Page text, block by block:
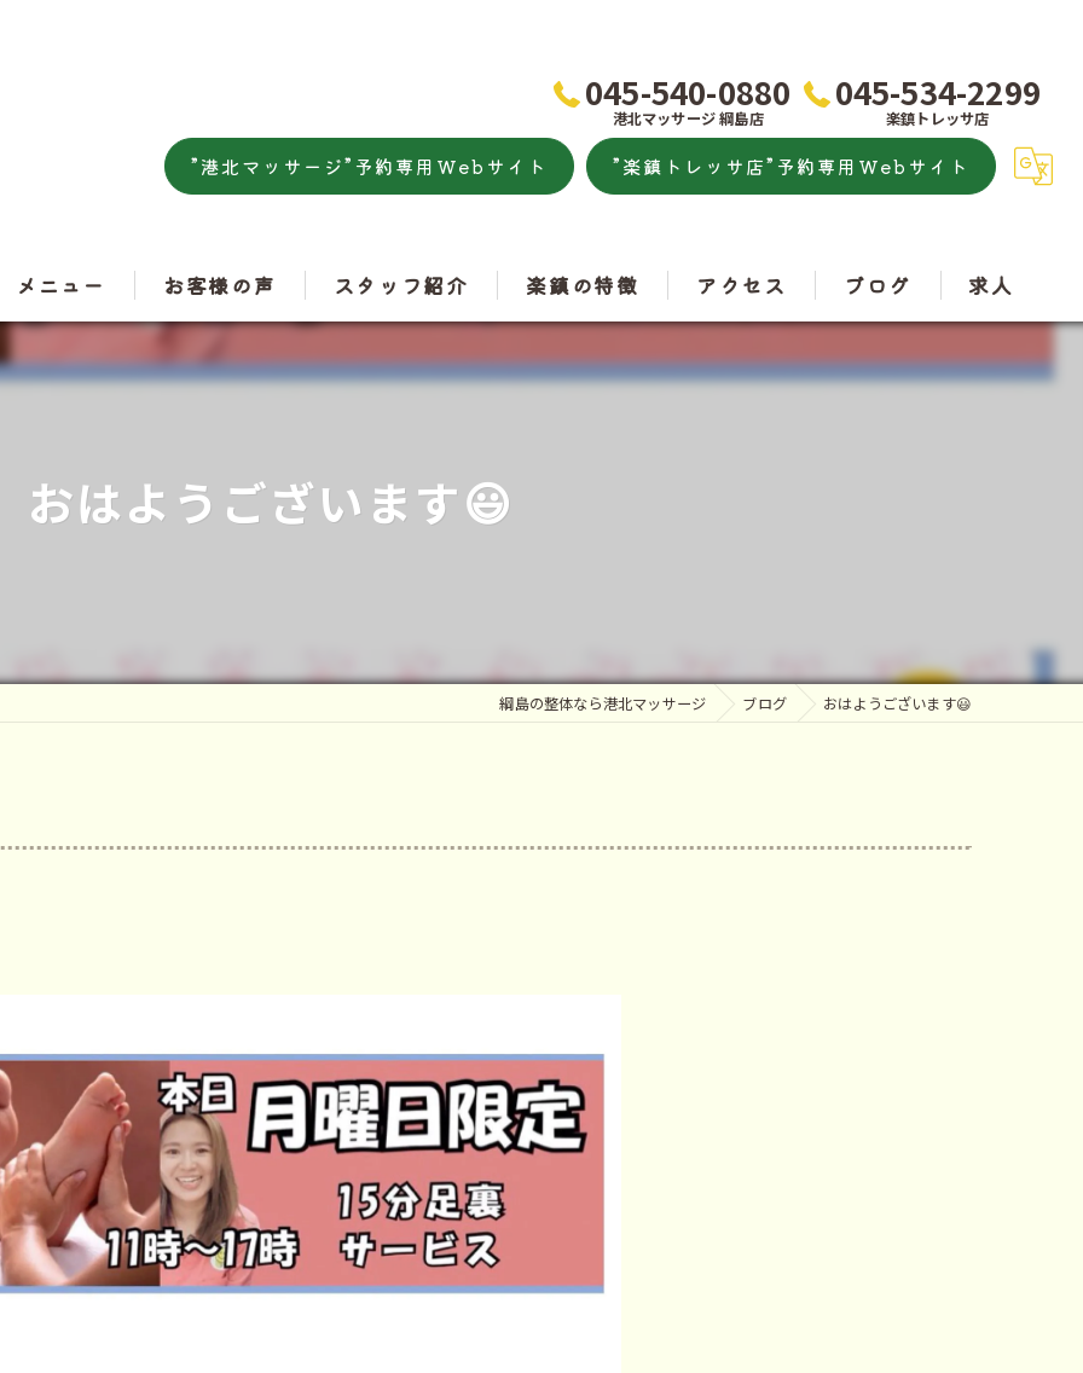
045-540-0880
港北マッサージ 綱島店
045-534-2299
楽鎮トレッサ店
”港北マッサージ”予約専用Webサイト ”楽鎮トレッサ店”予約専用Webサイト
メニュー お客様の声 スタッフ紹介 楽鎮の特徴
肩こり
アクセス
港北マッサージ
ブログ 求人
おはようございます😃
綱島の整体なら港北マッサージ ブログ おはようございます😃